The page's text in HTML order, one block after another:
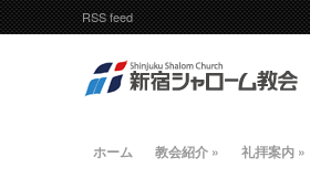
RSS feed
ホーム 教会紹介 » 礼拝案内 »